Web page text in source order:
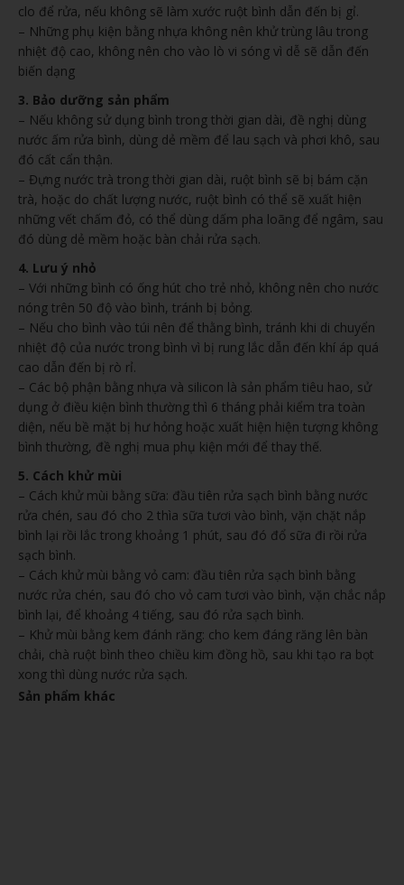
clo để rửa, nếu không sẽ làm xước ruột bình dẫn đến bị gỉ.
– Những phụ kiện bằng nhựa không nên khử trùng lâu trong
nhiệt độ cao, không nên cho vào lò vi sóng vì dễ sẽ dẫn đến
biến dạng
3. Bảo dưỡng sản phẩm
– Nếu không sử dụng bình trong thời gian dài, đề nghị dùng
nước ấm rửa bình, dùng dẻ mềm để lau sạch và phơi khô, sau
đó cất cẩn thận.
– Đựng nước trà trong thời gian dài, ruột bình sẽ bị bám cặn
trà, hoặc do chất lượng nước, ruột bình có thể sẽ xuất hiện
những vết chấm đỏ, có thể dùng dấm pha loãng để ngâm, sau
đó dùng dẻ mềm hoặc bàn chải rửa sạch.
4. Lưu ý nhỏ
– Với những bình có ống hút cho trẻ nhỏ, không nên cho nước
nóng trên 50 độ vào bình, tránh bị bỏng.
– Nếu cho bình vào túi nên để thằng bình, tránh khi di chuyển
nhiệt độ của nước trong bình vì bị rung lắc dẫn đến khí áp quá
cao dẫn đến bị rò rỉ.
– Các bộ phận bằng nhựa và silicon là sản phẩm tiêu hao, sử
dụng ở điều kiện bình thường thì 6 tháng phải kiểm tra toàn
diện, nếu bề mặt bị hư hỏng hoặc xuất hiện hiện tượng không
bình thường, đề nghị mua phụ kiện mới để thay thế.
5. Cách khử mùi
– Cách khử mùi bằng sữa: đầu tiên rửa sạch bình bằng nước
rửa chén, sau đó cho 2 thìa sữa tươi vào bình, vặn chặt nắp
bình lại rồi lắc trong khoảng 1 phút, sau đó đổ sữa đi rồi rửa
sạch bình.
– Cách khử mùi bằng vỏ cam: đầu tiên rửa sạch bình bằng
nước rửa chén, sau đó cho vỏ cam tươi vào bình, vặn chắc nắp
bình lại, để khoảng 4 tiếng, sau đó rửa sạch bình.
– Khử mùi bằng kem đánh răng: cho kem đáng răng lên bàn
chải, chà ruột bình theo chiều kim đồng hồ, sau khi tạo ra bọt
xong thì dùng nước rửa sạch.
Sản phẩm khác